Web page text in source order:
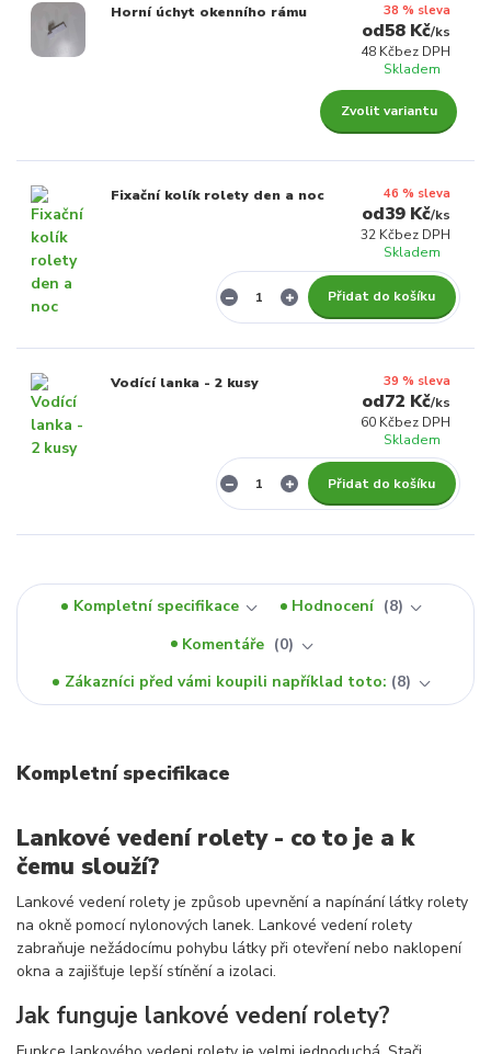
Horní úchyt okenního rámu 38 % sleva
58 Kč/ks
48 Kčbez DPH
Skladem
Zvolit variantu
Fixační kolík rolety den a noc 46 % sleva
39 Kč/ks
32 Kčbez DPH
Skladem
Přidat do košíku
Vodící lanka - 2 kusy 39 % sleva
72 Kč/ks
60 Kčbez DPH
Skladem
Přidat do košíku
Kompletní specifikace Hodnocení
8
Komentáře
0
Zákazníci před vámi koupili například toto: 8
Kompletní specifikace
Lankové vedení rolety - co to je a k
čemu slouží?
Lankové vedení rolety je způsob upevnění a napínání látky rolety
na okně pomocí nylonových lanek. Lankové vedení rolety
zabraňuje nežádocímu pohybu látky při otevření nebo naklopení
okna a zajišťuje lepší stínění a izolaci.
Jak funguje lankové vedení rolety?